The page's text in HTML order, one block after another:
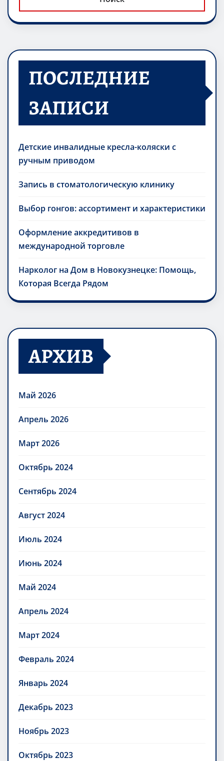
ПОСЛЕДНИЕ
ЗАПИСИ
Детские инвалидные кресла-коляски с
ручным приводом
Запись в стоматологическую клинику
Выбор гонгов: ассортимент и характеристики
Оформление аккредитивов в
международной торговле
Нарколог на Дом в Новокузнецке: Помощь,
Которая Всегда Рядом
АРХИВ
Май 2026
Апрель 2026
Март 2026
Октябрь 2024
Сентябрь 2024
Август 2024
Июль 2024
Июнь 2024
Май 2024
Апрель 2024
Март 2024
Февраль 2024
Январь 2024
Декабрь 2023
Ноябрь 2023
Октябрь 2023